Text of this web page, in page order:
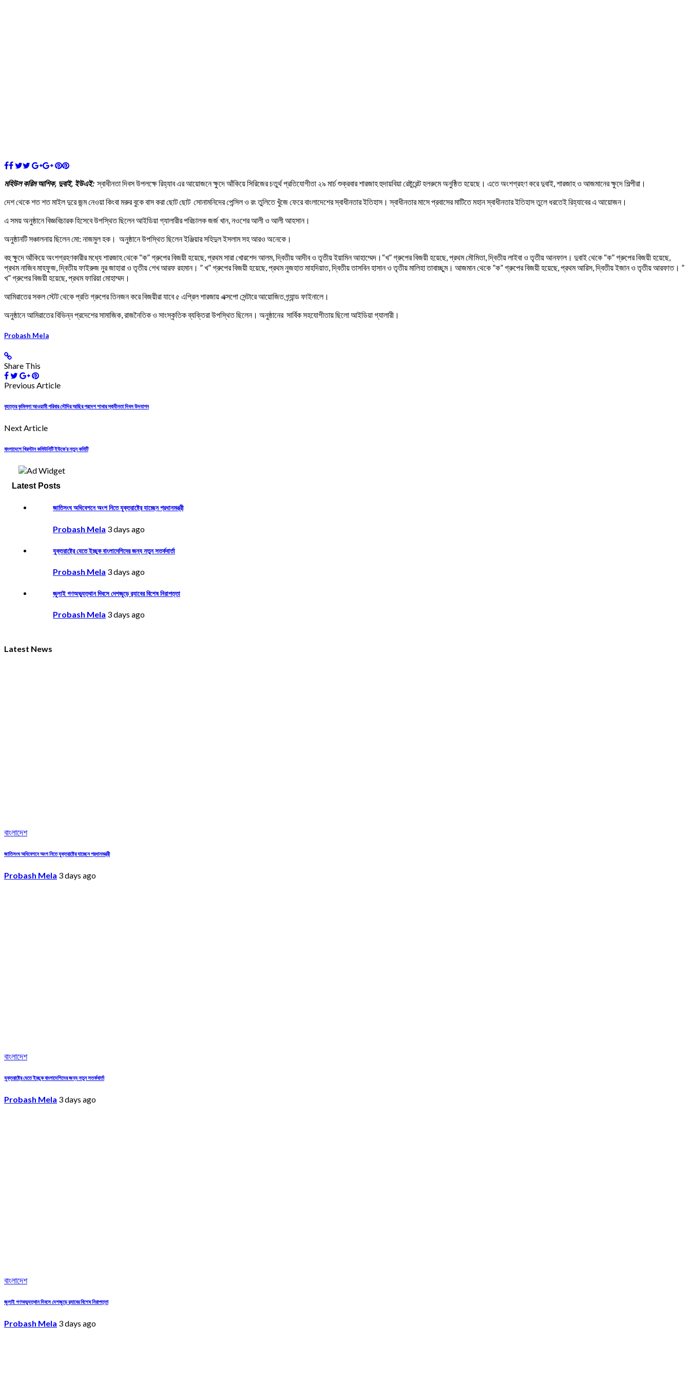
মহিউল করিম আশিক, দুবাই, ইউএই: স্বাধীনতা দিবস উপলক্ষে রিহ্যাব এর আয়োজনে ক্ষুদে আঁকিয়ে সিরিজের চতুর্থ প্রতিযোগীতা ২৯ মার্চ শুক্রবার শারজাহ হুদায়বিয়া রেষ্টুরেন্ট হলরুমে অনুষ্ঠিত হয়েছে। এতে অংশগ্রহণ করে দুবাই, শারজাহ ও আজমানের ক্ষুদে শিল্পীরা।
দেশ থেকে শত শত মাইল দুরে জন্ম নেওয়া কিংবা মরুর বুকে বাস করা ছোট ছোট সোনামনিদের পেন্সিল ও রং তুলিতে খুঁজে ফেরে বাংলাদেশের স্বাধীনতার ইতিহাস। স্বাধীনতার মাসে প্রবাসের মাটিতে মহান স্বাধীনতার ইতিহাস তুলে ধরতেই রিহ্যাবের এ আয়োজন।
এ সময় অনুষ্ঠানে বিজ্ঞবিচারক হিসেবে উপস্থিত ছিলেন আইডিয়া গ্যালারীর পরিচালক জর্জ খান, নওশের আলী ও আলী আহসান।
অনুষ্ঠানটি সঞ্চালনায় ছিলেন মো: নাজমুল হক। অনুষ্ঠানে উপস্থিত ছিলেন ইঞ্জিয়ার সহিদুল ইসলাম সহ আরও অনেকে।
বহু ক্ষুদে আঁকিয়ে অংশগ্রহণকারীর মধ্যে শারজাহ থেকে “ক” গ্রুপের বিজয়ী হয়েছে, প্রথম সারা খোরশেদ আলম, দ্বিতীয় আদীব ও তৃতীয় ইয়ামিন আহাম্মেদ।“খ” গ্রুপের বিজয়ী হয়েছে, প্রথম মৌমিতা, দ্বিতীয় লাইবা ও তৃতীয় আনফাল। দুবাই থেকে “ক” গ্রুপের বিজয়ী হয়েছে,
প্রথম নাজিব মাহফুজ, দ্বিতীয় ফাইরুজ নুর জাহারা ও তৃতীয় শেখ আরফ রহমান। ” খ” গ্রুপের বিজয়ী হয়েছে, প্রথম নুজহাত মাহদিয়াত, দ্বিতীয় তাসবিন হাসান ও তৃতীয় মালিহা তাবাচ্ছুম। আজমান থেকে ”ক” গ্রুপের বিজয়ী হয়েছে, প্রথম আরিস, দ্বিতীয় ইজান ও তৃতীয় আরফাত। ”
খ” গ্রুপের বিজয়ী হয়েছে, প্রথম ফারিয়া মোহাম্মদ।
আমিরাতের সকল স্টেট থেকে প্রতি গ্রুপের তিনজন করে বিজয়ীরা যাবে ৫ এপ্রিল শারজায় এক্সপো সেন্টারে আয়োজিত গ্র্যান্ড ফাইনালে।
অনুষ্ঠানে আমিরাতের বিভিন্ন প্রদেশের সামাজিক, রাজনৈতিক ও সাংস্কৃতিক ব্যক্তিরা উপস্থিত ছিলেন। অনুষ্ঠানের সার্বিক সহযোগীতায় ছিলো আইডিয়া গ্যালারী।
Probash Mela
Share This
Previous Article
বৃহত্তর কুমিল্লা আওয়ামী পরিবার সৌদির আছির প্রদেশ শাখার স্বাধীনতা দিবস উদযাপন
Next Article
বাংলাদেশে খ্রিস্টান কমিউনিটি ইউকে’র নতুন কমিটি
Latest Posts
জাতিসংঘ অধিবেশনে অংশ নিতে যুক্তরাষ্ট্রে যাচ্ছেন প্রধানমন্ত্রী
Probash Mela 3 days ago
যুক্তরাষ্ট্রে যেতে ইচ্ছুক বাংলাদেশিদের জন্য নতুন সতর্কবার্তা
Probash Mela 3 days ago
জুলাই গণঅভ্যুত্থান দিবসে দেশজুড়ে র‌্যাবের বিশেষ নিরাপত্তা
Probash Mela 3 days ago
Latest News
বাংলাদেশ
জাতিসংঘ অধিবেশনে অংশ নিতে যুক্তরাষ্ট্রে যাচ্ছেন প্রধানমন্ত্রী
Probash Mela 3 days ago
বাংলাদেশ
যুক্তরাষ্ট্রে যেতে ইচ্ছুক বাংলাদেশিদের জন্য নতুন সতর্কবার্তা
Probash Mela 3 days ago
বাংলাদেশ
জুলাই গণঅভ্যুত্থান দিবসে দেশজুড়ে র‌্যাবের বিশেষ নিরাপত্তা
Probash Mela 3 days ago